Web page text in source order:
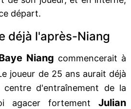
départ.
déjà l'après-Niang
Niang commencerait à
joueur de 25 ans aurait déjà
d'entraînement de la
agacer fortement Julian